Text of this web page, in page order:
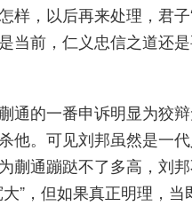
样，以后再来处理，君
当前，仁义忠信之道还是
通的一番申诉明显为狡
他。可见刘邦虽然是一
蒯通蹦跶不了多高，刘
”，但如果真正明理，